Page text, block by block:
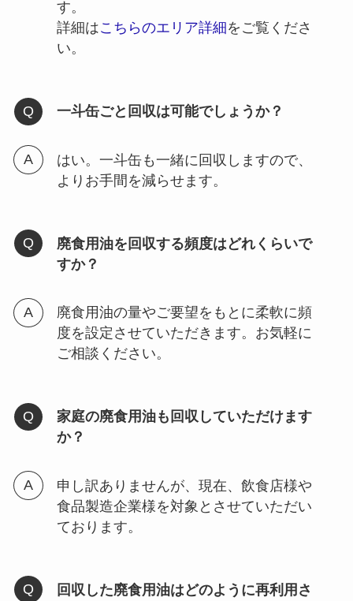
す。
詳細はこちらのエリア詳細をご覧くださ
い。
一斗缶ごと回収は可能でしょうか？
はい。一斗缶も一緒に回収しますので、
よりお手間を減らせます。
廃食用油を回収する頻度はどれくらいで
すか？
廃食用油の量やご要望をもとに柔軟に頻
度を設定させていただきます。お気軽に
ご相談ください。
家庭の廃食用油も回収していただけます
か？
申し訳ありませんが、現在、飲食店様や
食品製造企業様を対象とさせていただい
ております。
回収した廃食用油はどのように再利用さ